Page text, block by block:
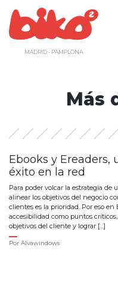
contenido
MADRID - PAMPLONA
Más
Ebooks y
éxito en la red
Para poder volcar la estrategia
alinear los objetivos del negocio
clientes es la prioridad. Por eso
accesibilidad como puntos
objetivos del cliente y lograr […]
Por Alvawindows